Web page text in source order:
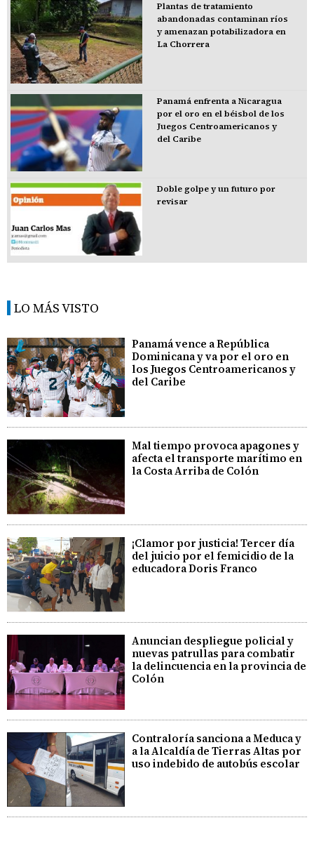
Plantas de tratamiento
abandonadas contaminan ríos
y amenazan potabilizadora en
La Chorrera
Panamá enfrenta a Nicaragua
por el oro en el béisbol de los
Juegos Centroamericanos y
del Caribe
Doble golpe y un futuro por
revisar
LO MÁS VISTO
Panamá vence a República
Dominicana y va por el oro en
los Juegos Centroamericanos y
del Caribe
Mal tiempo provoca apagones y
afecta el transporte marítimo en
la Costa Arriba de Colón
¡Clamor por justicia! Tercer día
del juicio por el femicidio de la
educadora Doris Franco
Anuncian despliegue policial y
nuevas patrullas para combatir
la delincuencia en la provincia de
Colón
Contraloría sanciona a Meduca y
a la Alcaldía de Tierras Altas por
uso indebido de autobús escolar